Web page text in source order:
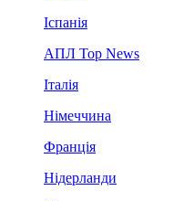
Іспанія
АПЛ Top News
Італія
Німеччина
Франція
Нідерланди